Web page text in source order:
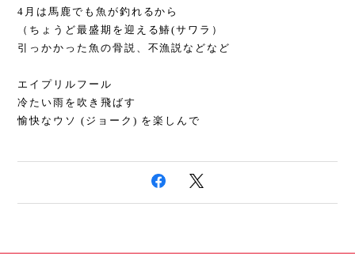
4月は馬鹿でも魚が釣れるから
（ちょうど最盛期を迎える鰆(サワラ）
引っかかった魚の骨説、不漁説などなど
エイプリルフール
冷たい雨を吹き飛ばす
愉快なウソ (ジョーク) を楽しんで